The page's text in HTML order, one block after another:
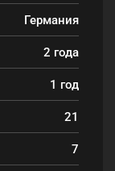
Германия
2 года
1 год
21
7